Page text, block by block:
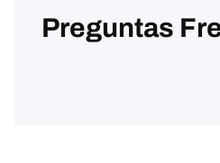
Preguntas